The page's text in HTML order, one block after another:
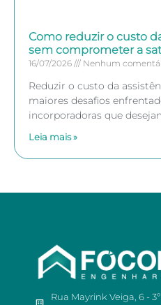
Como reduzir o custo
sem comprometer a
16/07/2026 Nenhum
Reduzir o custo da
maiores desafios
incorporadoras que
Leia mais »
Rua Mayrink Veiga, 6 -